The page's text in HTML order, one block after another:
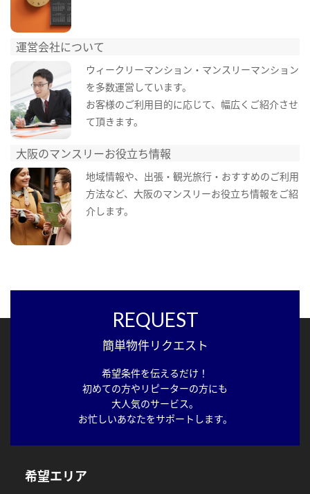
運営会社について
ウィークリーマンション・マンスリーマンション
を多数運営しています。
お客様のご利用目的に応じて、幅広くご紹介させ
て頂きます。
大阪のマンスリーお役立ち情報
地域情報や、出張・観光旅行・おすすめのご利用
方法など、大阪のマンスリーお役立ち情報をご紹
介します。
REQUEST
簡単物件リクエスト
希望条件を伝えるだけ！
初めての方やリピーターの方にも
大人気のサービス。
お忙しいあなたをサポートします。
希望エリア